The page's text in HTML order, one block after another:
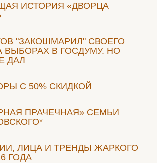
ИСТОРИЯ «ДВОРЦА
"ЗАКОШМАРИЛ" СВОЕГО
ВЫБОРАХ В ГОСДУМУ. НО
ДАЛ
С 50% СКИДКОЙ
ПРАЧЕЧНАЯ» СЕМЬИ
ЛИЦА И ТРЕНДЫ ЖАРКОГО
ГОДА